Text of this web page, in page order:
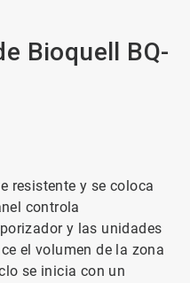
Bioquell BQ-
resistente y se coloca
controla
y las unidades
el volumen de la zona
se inicia con un